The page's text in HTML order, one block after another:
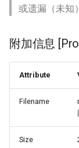
或遗漏（未知
附加信息
Attribute
Filename
Size